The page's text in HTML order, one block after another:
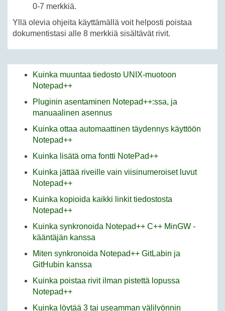
0-7 merkkiä.
Yllä olevia ohjeita käyttämällä voit helposti poistaa
dokumentistasi alle 8 merkkiä sisältävät rivit.
Kuinka muuntaa tiedosto UNIX-muotoon
Notepad++
Pluginin asentaminen Notepad++:ssa, ja
manuaalinen asennus
Kuinka ottaa automaattinen täydennys käyttöön
Notepad++
Kuinka lisätä oma fontti NotePad++
Kuinka jättää riveille vain viisinumeroiset luvut
Notepad++
Kuinka kopioida kaikki linkit tiedostosta
Notepad++
Kuinka synkronoida Notepad++ C++ MinGW -
kääntäjän kanssa
Miten synkronoida Notepad++ GitLabin ja
GitHubin kanssa
Kuinka poistaa rivit ilman pistettä lopussa
Notepad++
Kuinka löytää 3 tai useamman välilyönnin